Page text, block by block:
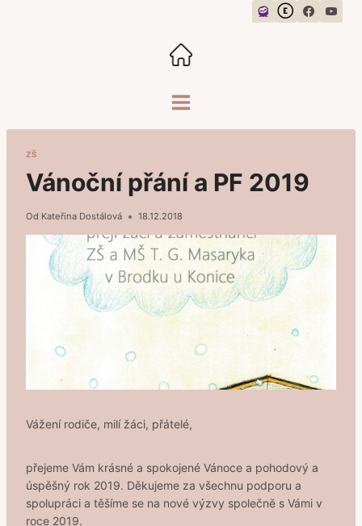
ZŠ
Vánoční přání a PF 2019
Od Kateřina Dostálová 18.12.2018
Vážení rodiče, milí žáci, přátelé,
přejeme Vám krásné a spokojené Vánoce a pohodový a
úspěšný rok 2019. Děkujeme za všechnu podporu a
spolupráci a těšíme se na nové výzvy společně s Vámi v
roce 2019.